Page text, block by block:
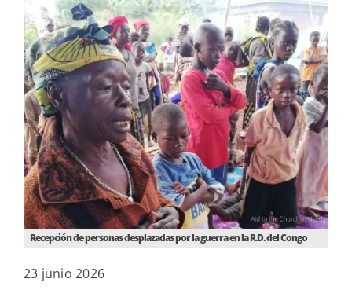
23 junio 2026
Recepción de personas desplazadas por la guerra en la R.D. del Congo